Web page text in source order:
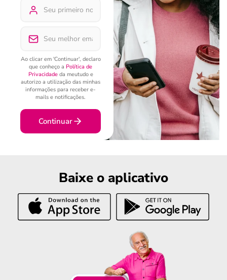
Ao clicar em 'Continuar', declaro
que conheço a Política de
Privacidadeda meutudo e
autorizo a utilização das minhas
informações para receber e-
mails e notificações.
Continuar
Baixe o aplicativo